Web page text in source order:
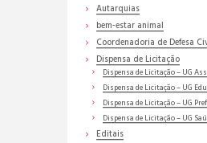
Autarquias
bem-estar animal
Coordenadoria de Defesa
Dispensa de Licitação
Dispensa de Licitação – UG
Dispensa de Licitação – UG
Dispensa de Licitação – UG
Dispensa de Licitação – UG
Editais